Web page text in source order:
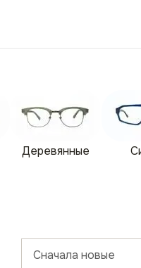
Деревянные
Сначала новые